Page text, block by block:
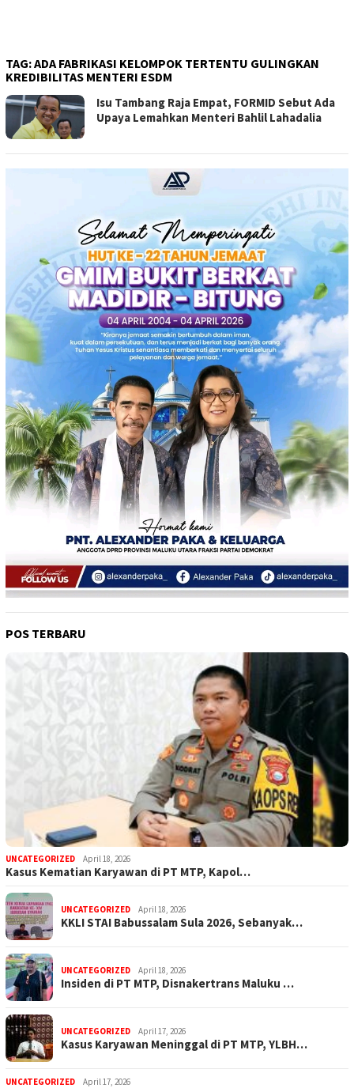
TAG:ADA FABRIKASI KELOMPOK TERTENTU GULINGKAN
KREDIBILITAS MENTERI ESDM
Isu Tambang Raja Empat, FORMID Sebut Ada
Upaya Lemahkan Menteri Bahlil Lahadalia
POS TERBARU
UNCATEGORIZED April 18, 2026
Kasus Kematian Karyawan di PT MTP, Kapol…
UNCATEGORIZED April 18, 2026
KKLI STAI Babussalam Sula 2026, Sebanyak…
UNCATEGORIZED April 18, 2026
Insiden di PT MTP, Disnakertrans Maluku …
UNCATEGORIZED April 17, 2026
Kasus Karyawan Meninggal di PT MTP, YLBH…
UNCATEGORIZED April 17, 2026